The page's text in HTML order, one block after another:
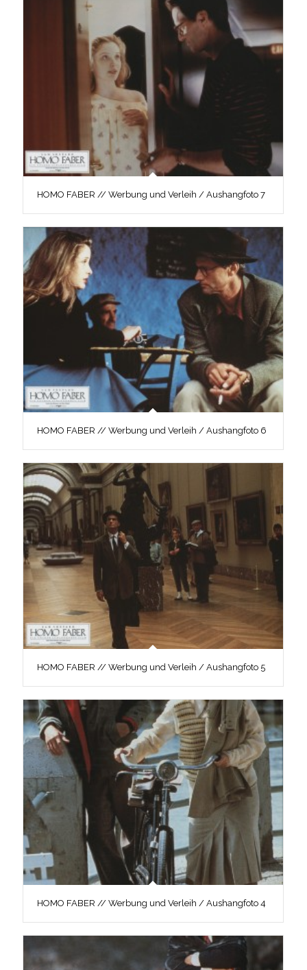
HOMO FABER // Werbung und Verleih / Aushangfoto 7
HOMO FABER // Werbung und Verleih / Aushangfoto 6
HOMO FABER // Werbung und Verleih / Aushangfoto 5
HOMO FABER // Werbung und Verleih / Aushangfoto 4